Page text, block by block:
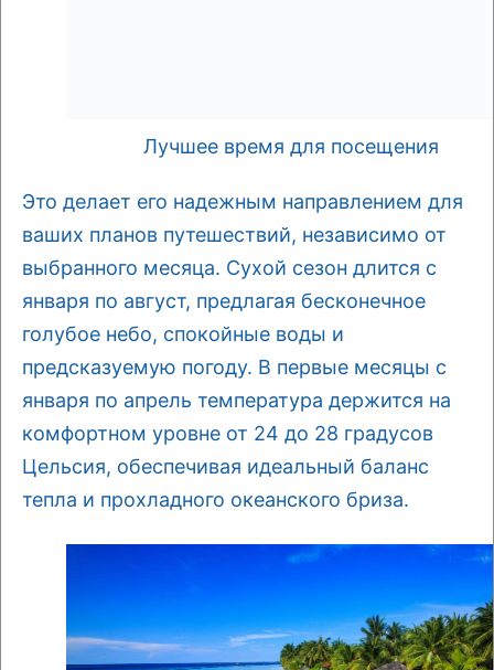
Лучшее время для посещения
Это делает его надежным направлением для
ваших планов путешествий, независимо от
выбранного месяца. Сухой сезон длится с
января по август, предлагая бесконечное
голубое небо, спокойные воды и
предсказуемую погоду. В первые месяцы с
января по апрель температура держится на
комфортном уровне от 24 до 28 градусов
Цельсия, обеспечивая идеальный баланс
тепла и прохладного океанского бриза.